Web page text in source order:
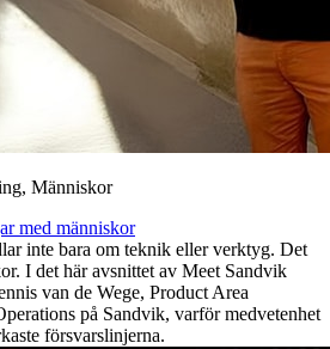
Människor
med människor
inte bara om teknik eller verktyg. Det
I det här avsnittet av Meet Sandvik
van de Wege, Product Area
på Sandvik, varför medvetenhet
försvarslinjerna.